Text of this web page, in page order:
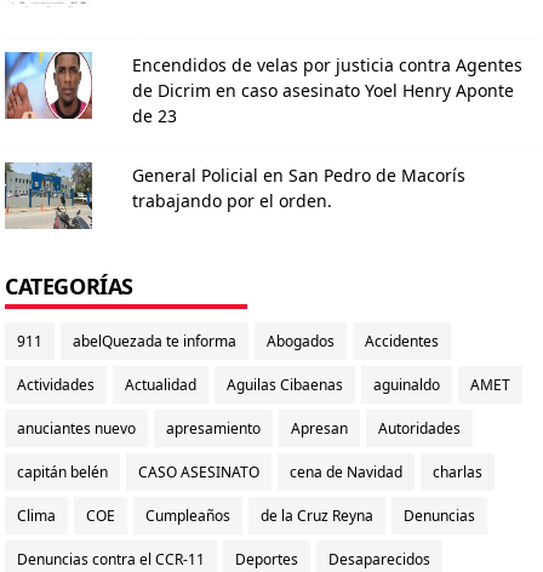
Encendidos de velas por justicia contra Agentes
de Dicrim en caso asesinato Yoel Henry Aponte
de 23
General Policial en San Pedro de Macorís
trabajando por el orden.
CATEGORÍAS
911 abelQuezada te informa Abogados Accidentes
Actividades Actualidad Aguilas Cibaenas aguinaldo AMET
anuciantes nuevo apresamiento Apresan Autoridades
capitán belén CASO ASESINATO cena de Navidad charlas
Clima COE Cumpleaños de la Cruz Reyna Denuncias
Denuncias contra el CCR-11 Deportes Desaparecidos